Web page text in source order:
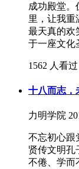
成功殿堂。
里，让我重
最天真的欢
于一座文化
1562 人看过
十八而志，
力明学院
不忘初心跟
贤传文明孔
不倦、学而